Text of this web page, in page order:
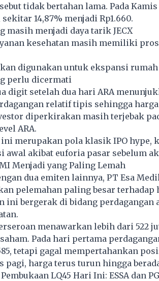
tidak bertahan lama. Pada
14,87% menjadi Rp1.660.
masih menjadi daya tarik JECX
kesehatan masih memiliki
digunakan untuk ekspansi
perlu dicermati
digit setelah dua hari ARA
relatif tipis sehingga
diperkirakan masih terjebak
ARA.
ini merupakan pola klasik IPO hype,
awal akibat euforia pasar sebelum
Menjadi yang Paling Lemah
dua emiten lainnya, PT Esa
pelemahan paling besar terhadap
ini bergerak di bidang
menawarkan lebih dari 522
Pada hari pertama
tetapi gagal mempertahankan
pagi, harga terus turun hingga
Pembukaan LQ45 Hari Ini: ESSA dan